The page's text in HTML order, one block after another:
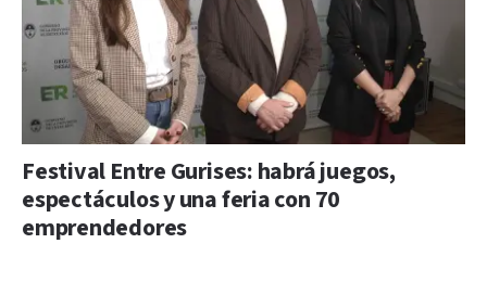
Festival Entre Gurises: habrá juegos,
espectáculos y una feria con 70
emprendedores